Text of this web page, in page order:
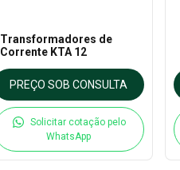
Transformadores de
Corrente KTA 12
PREÇO SOB CONSULTA
Solicitar cotação pelo
WhatsApp